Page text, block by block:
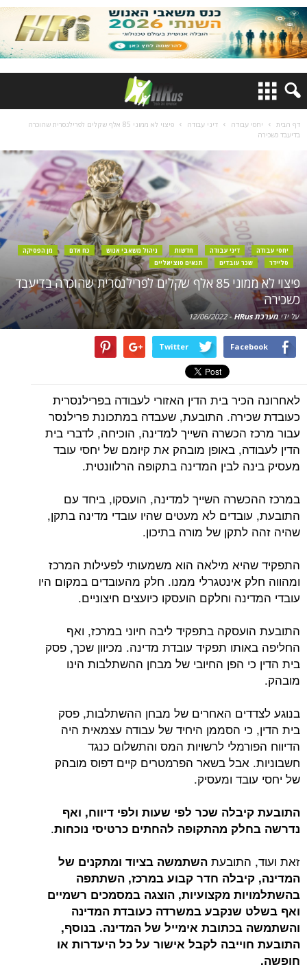
דף הבית יחסי עבודה דיני עבודה
פיצוי לא ממוני 85 אלף שקלים לפרילנסרית שהוכרה
בדיעבד כשכירה
יחסי עבודה דיני עבודה חדשות ניהול משאבי אנוש כח אדם
מן הפסיקה
סליידר
שכר עובדים תנאים סוציאליים
פיצוי לא ממוני 85 אלף שקלים לפרילנסרית שהוכרה בדיעבד
כשכירה
על ידי מערכת HRus -
12/06/2022
Facebook
Twitter
לאחרונה הכיר בית הדין האזורי לעבודה בפרילנסרית
כעובדת שכירה. התובעת, שעבדה במתכונת פרילנסר
עבור מרכז הכשרה השייך למדינה, הוכיחה, לדברי בית
הדין לעבודה, באופן מובהק את קיומם של יחסי עובד
מעסיק בינה לבין המדינה בתקופה הרלוונטית.
במרכז ההכשרה השייך למדינה, הועסקו, ביחד עם
התובעת, עובדים לא מעטים שהיו עובדי מדינה בתקן,
שהיה זהה לתקן של מורה בתיכון.
התפקיד שהיא מילאה הוא משמעותי לפעילות המרכז
ומהווה חלק אינטגרלי ממנו. חלק מהעובדים במקום היו
עובדי המדינה וחלקם הועסקו כיועצים חיצוניים.
התובעת הועסקה בתפקיד ליבה חיוני במרכז, ואף
החליפה באותו תפקיד עובדת מדינה. מכיוון שכך, פסק
בית הדין כי הפן החיובי של מבחן ההשתלבות הינו
מובהק.
בנוגע לצדדים האחרים של מבחן ההשתלבות, פסק
בית הדין, כי הסממן היחיד של עבודה עצמאית היה
הדיווח הפורמלי לרשויות המס והתשלום כנגד
חשבוניות. אבל בשאר הפרמטרים קיים דפוס מובהק
של יחסי עובד ומעסיק.
התובעת קיבלה שכר לפי שעות ולפי דיווח, ואף
נדרשה בחלק מהתקופה להחתים כרטיסי נוכחות.
זאת ועוד, התובעת השתמשה בציוד ומתקנים של
המדינה, קיבלה חדר קבוע במרכז, השתתפה
בהשתלמויות מקצועיות, הוצגה במסמכים רשמיים
ואף בשלט שנקבע במשרדה כעובדת המדינה
והשתמשה בכתובת אימייל של המדינה. בנוסף,
התובעת חוייבה לקבל אישור על כל היעדרות או
חופשה.